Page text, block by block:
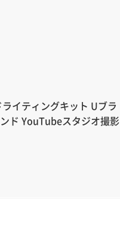
イティングキット Uブラ
ド YouTubeスタジオ撮影